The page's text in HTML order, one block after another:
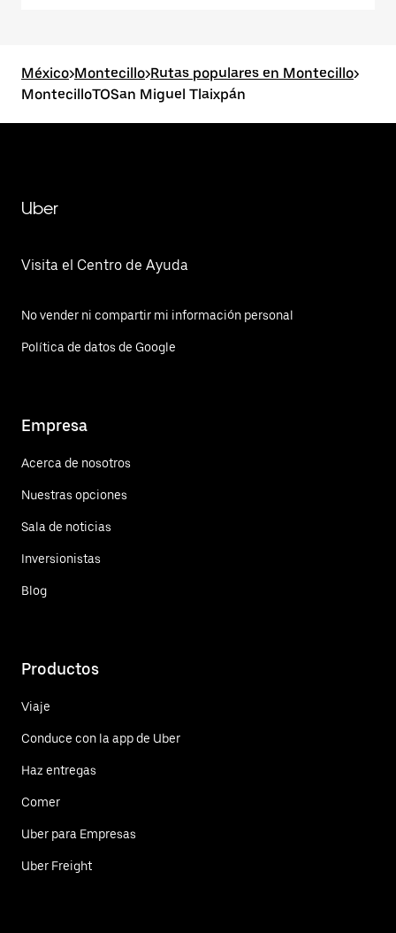
México>Montecillo>Rutas populares en Montecillo>
MontecilloTOSan Miguel Tlaixpán
Uber
Visita el Centro de Ayuda
No vender ni compartir mi información personal
Política de datos de Google
Empresa
Acerca de nosotros
Nuestras opciones
Sala de noticias
Inversionistas
Blog
Productos
Viaje
Conduce con la app de Uber
Haz entregas
Comer
Uber para Empresas
Uber Freight